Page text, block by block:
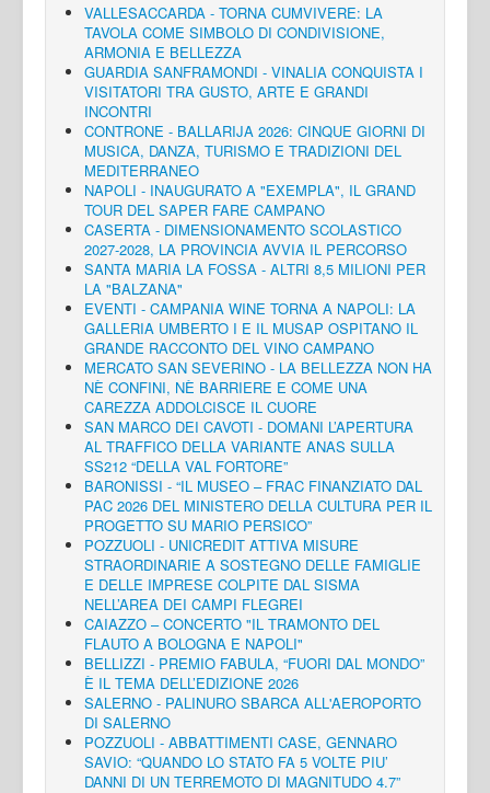
VALLESACCARDA - TORNA CUMVIVERE: LA
TAVOLA COME SIMBOLO DI CONDIVISIONE,
ARMONIA E BELLEZZA
GUARDIA SANFRAMONDI - VINALIA CONQUISTA I
VISITATORI TRA GUSTO, ARTE E GRANDI
INCONTRI
CONTRONE - BALLARIJA 2026: CINQUE GIORNI DI
MUSICA, DANZA, TURISMO E TRADIZIONI DEL
MEDITERRANEO
NAPOLI - INAUGURATO A "EXEMPLA", IL GRAND
TOUR DEL SAPER FARE CAMPANO
CASERTA - DIMENSIONAMENTO SCOLASTICO
2027-2028, LA PROVINCIA AVVIA IL PERCORSO
SANTA MARIA LA FOSSA - ALTRI 8,5 MILIONI PER
LA "BALZANA"
EVENTI - CAMPANIA WINE TORNA A NAPOLI: LA
GALLERIA UMBERTO I E IL MUSAP OSPITANO IL
GRANDE RACCONTO DEL VINO CAMPANO
MERCATO SAN SEVERINO - LA BELLEZZA NON HA
NÈ CONFINI, NÈ BARRIERE E COME UNA
CAREZZA ADDOLCISCE IL CUORE
SAN MARCO DEI CAVOTI - DOMANI L’APERTURA
AL TRAFFICO DELLA VARIANTE ANAS SULLA
SS212 “DELLA VAL FORTORE”
BARONISSI - “IL MUSEO – FRAC FINANZIATO DAL
PAC 2026 DEL MINISTERO DELLA CULTURA PER IL
PROGETTO SU MARIO PERSICO”
POZZUOLI - UNICREDIT ATTIVA MISURE
STRAORDINARIE A SOSTEGNO DELLE FAMIGLIE
E DELLE IMPRESE COLPITE DAL SISMA
NELL’AREA DEI CAMPI FLEGREI
CAIAZZO – CONCERTO "IL TRAMONTO DEL
FLAUTO A BOLOGNA E NAPOLI"
BELLIZZI - PREMIO FABULA, “FUORI DAL MONDO”
È IL TEMA DELL’EDIZIONE 2026
SALERNO - PALINURO SBARCA ALL'AEROPORTO
DI SALERNO
POZZUOLI - ABBATTIMENTI CASE, GENNARO
SAVIO: “QUANDO LO STATO FA 5 VOLTE PIU’
DANNI DI UN TERREMOTO DI MAGNITUDO 4.7”